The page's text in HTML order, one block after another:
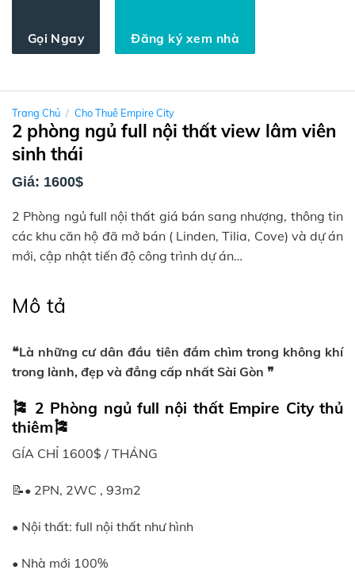
Gọi Ngay Đăng ký xem nhà
Trang Chủ / Cho Thuê Empire City
2 phòng ngủ full nội thất view lâm viên
sinh thái
Giá: 1600$
2 Phòng ngủ full nội thất giá bán sang nhượng, thông tin
các khu căn hộ đã mở bán ( Linden, Tilia, Cove) và dự án
mới, cập nhật tiến độ công trình dự án…
Mô tả
❝Là những cư dân đầu tiên đắm chìm trong không khí
trong lành, đẹp và đẳng cấp nhất Sài Gòn ❞
🎏 2 Phòng ngủ full nội thất Empire City thủ
thiêm🎏
GÍA CHỈ 1600$ / THÁNG
📝• 2PN, 2WC , 93m2
• Nội thất: full nội thất như hình
• Nhà mới 100%